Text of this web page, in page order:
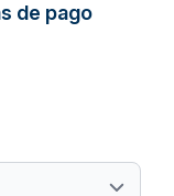
de pago